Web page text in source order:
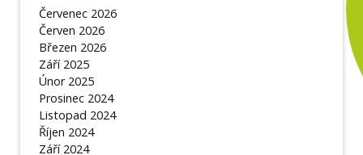
Červenec 2026
Červen 2026
Březen 2026
Září 2025
Únor 2025
Prosinec 2024
Listopad 2024
Říjen 2024
Září 2024